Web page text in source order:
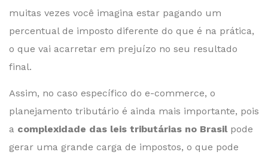
muitas vezes você imagina estar pagando um
percentual de imposto diferente do que é na prática,
o que vai acarretar em prejuízo no seu resultado
final.
Assim, no caso específico do e-commerce, o
planejamento tributário é ainda mais importante, pois
a complexidade das leis tributárias no Brasilpode
gerar uma grande carga de impostos, o que pode